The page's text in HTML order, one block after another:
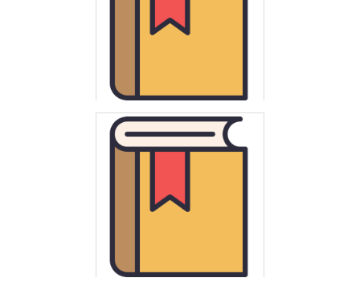
Przemski, Leon
Rzeczy, kraje, obyczaje : obrazki z dziejów cywilizacji